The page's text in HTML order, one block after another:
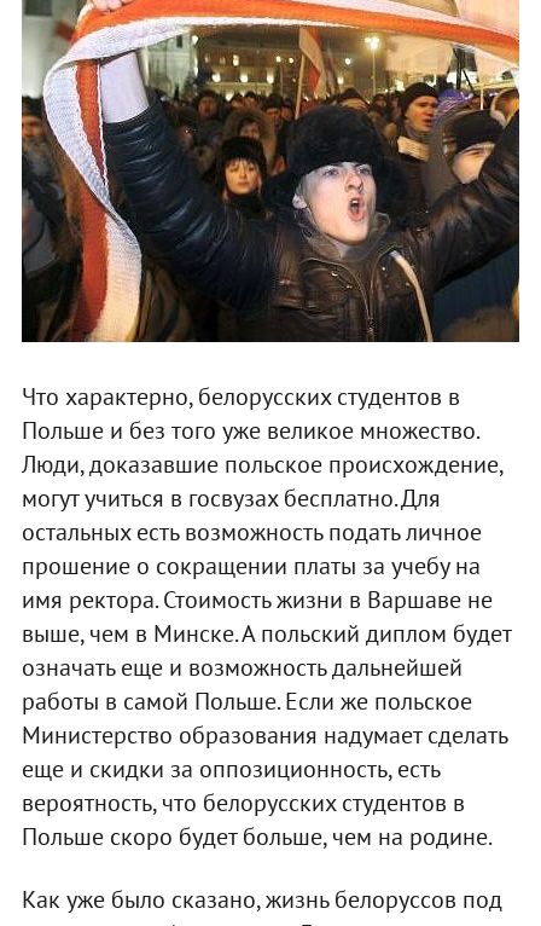
Что характерно, белорусских студентов в
Польше и без того уже великое множество.
Люди, доказавшие польское происхождение,
могут учиться в госвузах бесплатно. Для
остальных есть возможность подать личное
прошение о сокращении платы за учебу на
имя ректора. Стоимость жизни в Варшаве не
выше, чем в Минске. А польский диплом будет
означать еще и возможность дальнейшей
работы в самой Польше. Если же польское
Министерство образования надумает сделать
еще и скидки за оппозиционность, есть
вероятность, что белорусских студентов в
Польше скоро будет больше, чем на родине.
Как уже было сказано, жизнь белоруссов под